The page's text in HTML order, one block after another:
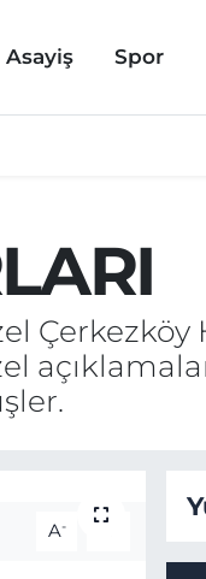
Asayiş Spor
A-